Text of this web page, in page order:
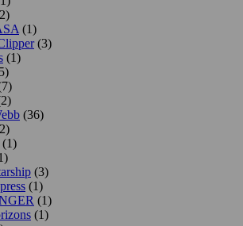
(1)
(3)
(1)
(36)
(1)
(3)
(1)
(1)
(1)